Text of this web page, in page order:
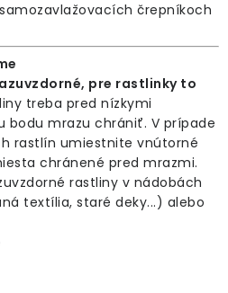
pre rastlinky to
treba pred nízkymi
bodu mrazu chrániť. V prípade
rastlín umiestnite vnútorné
chránené pred mrazmi.
rastliny v nádobách
textília, staré deky...) alebo